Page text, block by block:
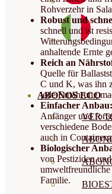
ABONOS ECO
VER
Rohverzehr in
Robust und
schnell und ist
anhaltende Ernte
Reich an
Quelle für
C und K, was ihn
jede Ernährung
Einfacher Anbau:
Anfänger und
verschiedene
auch in
Biologischer
von Pestiziden
umweltfreundliche
Familie.